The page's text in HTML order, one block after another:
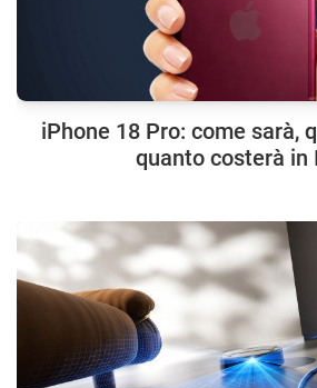
iPhone 18 Pro: come sarà,
quanto costerà in